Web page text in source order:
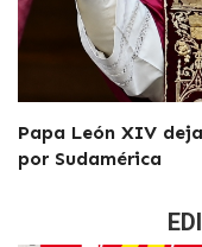
Papa León XIV
por Sudamérica